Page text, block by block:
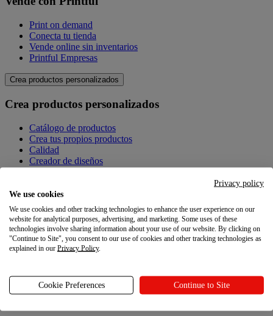
Print on demand
Conecta tu tienda
Vende online sin inventarios
Printful Empresas
Crea productos personalizados
Crea productos personalizados
Catálogo de productos
Crea tus propios productos
Calidad
Creador de diseños
Explora
Blog
Tutoriales Printful
Noticias
Recursos
Recursos
Privacy policy
We use cookies
We use cookies and other tracking technologies to enhance the user experience on our
website for analytical purposes, advertising, and marketing. Some uses of these
technologies involve sharing information about your use of our website. By clicking on
"Continue to Site", you consent to our use of cookies and other tracking technologies as
explained in our Privacy Policy.
Cookie Preferences Continue to Site